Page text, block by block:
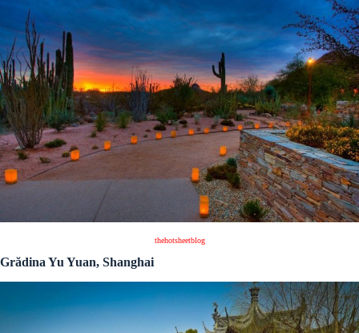
thehotsheetblog
Grădina Yu Yuan, Shanghai